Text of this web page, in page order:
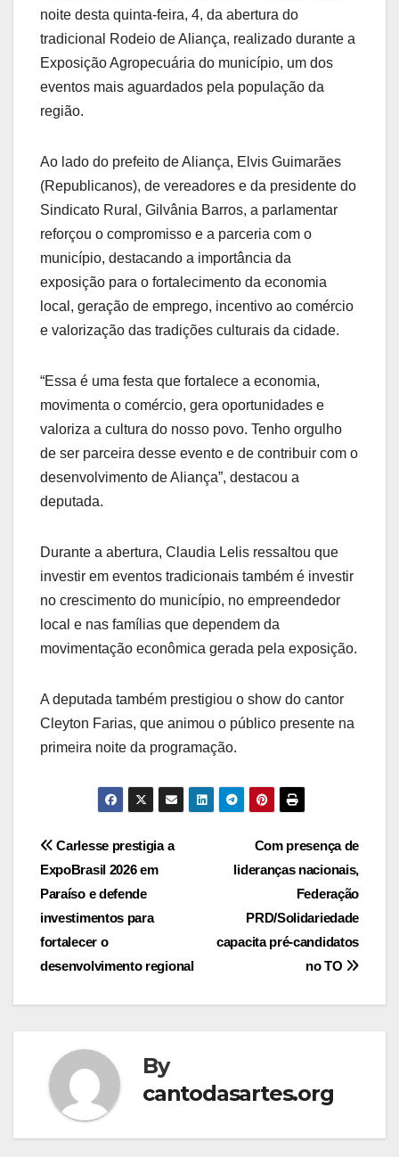
noite desta quinta-feira, 4, da abertura do
tradicional Rodeio de Aliança, realizado durante a
Exposição Agropecuária do município, um dos
eventos mais aguardados pela população da
região.
Ao lado do prefeito de Aliança, Elvis Guimarães
(Republicanos), de vereadores e da presidente do
Sindicato Rural, Gilvânia Barros, a parlamentar
reforçou o compromisso e a parceria com o
município, destacando a importância da
exposição para o fortalecimento da economia
local, geração de emprego, incentivo ao comércio
e valorização das tradições culturais da cidade.
“Essa é uma festa que fortalece a economia,
movimenta o comércio, gera oportunidades e
valoriza a cultura do nosso povo. Tenho orgulho
de ser parceira desse evento e de contribuir com o
desenvolvimento de Aliança”, destacou a
deputada.
Durante a abertura, Claudia Lelis ressaltou que
investir em eventos tradicionais também é investir
no crescimento do município, no empreendedor
local e nas famílias que dependem da
movimentação econômica gerada pela exposição.
A deputada também prestigiou o show do cantor
Cleyton Farias, que animou o público presente na
primeira noite da programação.
Post
navigation
Com presença de
lideranças nacionais,
Federação
PRD/Solidariedade
capacita pré-candidatos
no TO
Carlesse prestigia a
ExpoBrasil 2026 em
Paraíso e defende
investimentos para
fortalecer o
desenvolvimento regional
By
cantodasartes.org